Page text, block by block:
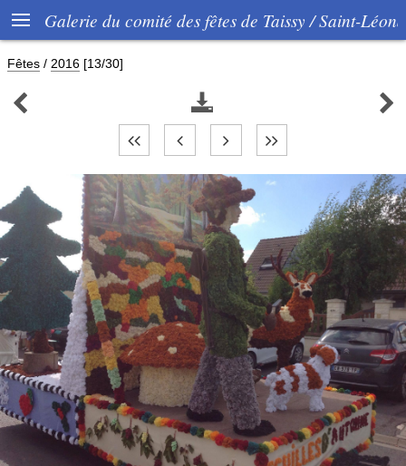
 Galerie du comité des fêtes de Taissy / Saint-
Fêtes / 2016 [13/30]
  